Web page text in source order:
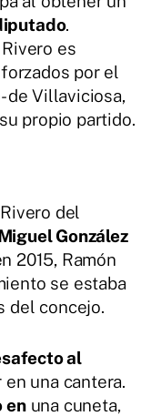
.
es
por el
de Villaviciosa,
propio partido.
del
González
2015, Ramón
se estaba
del concejo.
al
una cantera.
enuna cuneta,